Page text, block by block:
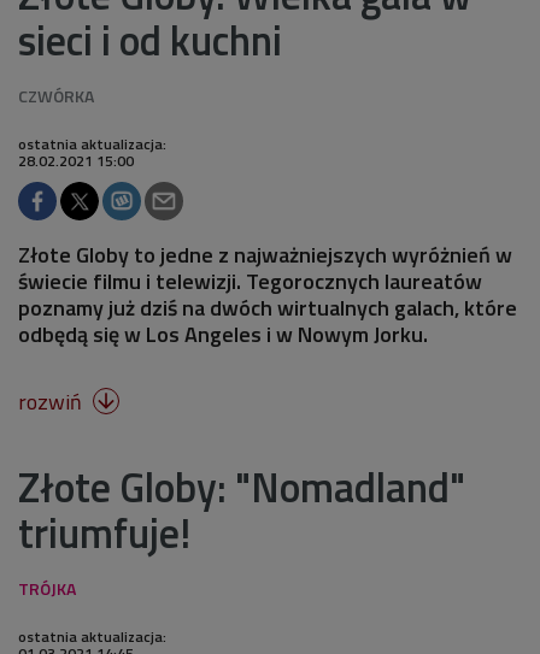
sieci i od kuchni
ostatnia aktualizacja:
28.02.2021 15:00
Złote Globy to jedne z najważniejszych wyróżnień w
świecie filmu i telewizji. Tegorocznych laureatów
poznamy już dziś na dwóch wirtualnych galach, które
odbędą się w Los Angeles i w Nowym Jorku.
rozwiń 
Złote Globy: "Nomadland"
triumfuje!
ostatnia aktualizacja: